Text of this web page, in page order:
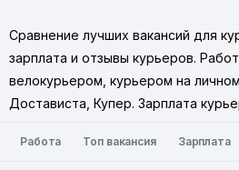
Сравнение лучших вакансий для
зарплата и отзывы курьеров.
велокурьером, курьером на
Достависта, Купер. Зарплата
Работа Топ вакансия Зарплата